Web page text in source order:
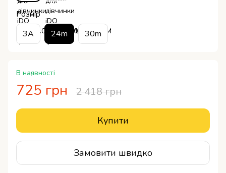
Розмір
3A 24m 30m
В наявності
725 грн 2 418 грн
Купити
Замовити швидко